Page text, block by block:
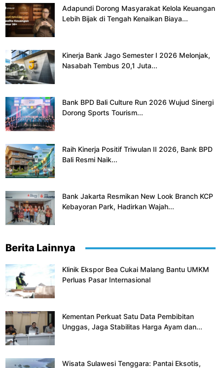
Adapundi Dorong Masyarakat Kelola Keuangan
Lebih Bijak di Tengah Kenaikan Biaya...
Kinerja Bank Jago Semester I 2026 Melonjak,
Nasabah Tembus 20,1 Juta...
Bank BPD Bali Culture Run 2026 Wujud Sinergi
Dorong Sports Tourism...
Raih Kinerja Positif Triwulan II 2026, Bank BPD
Bali Resmi Naik...
Bank Jakarta Resmikan New Look Branch KCP
Kebayoran Park, Hadirkan Wajah...
Berita Lainnya
Klinik Ekspor Bea Cukai Malang Bantu UMKM
Perluas Pasar Internasional
Kementan Perkuat Satu Data Pembibitan
Unggas, Jaga Stabilitas Harga Ayam dan...
Wisata Sulawesi Tenggara: Pantai Eksotis,